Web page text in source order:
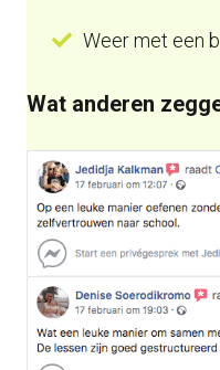
Weer met een
Wat anderen